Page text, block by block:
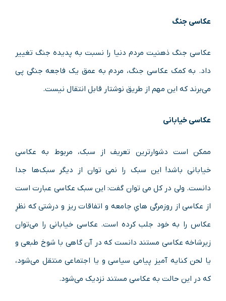
عکاسی جنگ
عکاسی جنگ ذهنیت مردم دنیا را نسبت به پدیده جنگ تغییر
داد. به کمک عکاسی جنگ، مردم به عمق یک فاجعه جنگی پی
می‌برند که این مهم از طریق نوشتار قابل انتقال نیست.
عکاسی خیابانی
ممکن است دشوارترین تعریف از سبک، مربوط به عکاسی
خیابانی باشد! این سبک را نمی توان از دیگر سبک‌ها جدا
دانست. ولی در کل می توان گفت: این سبک عکاسی عبارت است
از عکاسی از روزمرگی هایِ جامعه و اتفاقات ریز و درشتی که نظرِ
عکاس را به خود جلب کرده است. عکاسی خیابانی را می‌توان
زیرشاخه عکاسی مستند دانست که در آن گاهی با شوخ طبعی و
یا لحن کنایه آمیز پیامی سیاسی و یا اجتماعی منتقل می‌شود،
که در این حالت به عکاسی مستند نزدیک می‌شود.